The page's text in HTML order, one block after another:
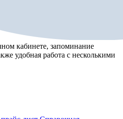
кабинете, запоминание
удобная работа с несколькими